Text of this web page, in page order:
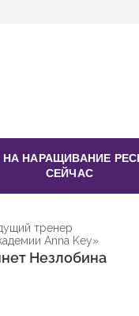
НАРАЩИВАНИЕ
СЕЙЧАС
тренер
Anna Key»
Незлобина